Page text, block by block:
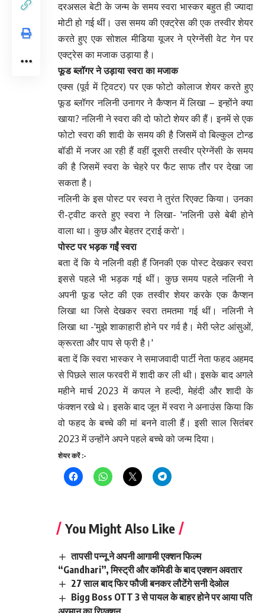
दरअसल बेटी के जन्म के समय स्वरा भास्कर बहुत ही ज्यादा
मोटी हो गई थीं। उस समय की एक्ट्रेस की एक तस्वीर शेयर
करते हुए एक सोशल मीडिया यूजर ने प्रेग्नेंसी वेट गेन पर
एक्ट्रेस का मजाक उड़ाया है।
फूड ब्लॉगर ने उड़ाया स्वरा का मजाक
एक्स (पूर्व में ट्विटर) पर एक फोटो कोलाज शेयर करते हुए
फूड ब्लॉगर नलिनी उनागर ने कैप्शन में लिखा – इन्होंने क्या
खाया? नलिनी ने स्वरा की दो फोटो शेयर की हैं। इनमें से एक
फोटो स्वरा की शादी के समय की है जिसमें वो बिल्कुल टोन्ड
बॉडी में नजर आ रही हैं वहीं दूसरी तस्वीर प्रेग्नेंसी के समय
की है जिसमें स्वरा के चेहरे पर फैट साफ तौर पर देखा जा
सकता है।
नलिनी के इस पोस्ट पर स्वरा ने तुरंत रिएक्ट किया। उनका
री-ट्वीट करते हुए स्वरा ने लिखा- 'नलिनी उसे बेबी होने
वाला था। कुछ और बेहतर ट्राई करो'।
पोस्ट पर भड़क गईं स्वरा
बता दें कि ये नलिनी वही हैं जिनकी एक पोस्ट देखकर स्वरा
इससे पहले भी भड़क गई थीं। कुछ समय पहले नलिनी ने
अपनी फूड प्लेट की एक तस्वीर शेयर करके एक कैप्शन
लिखा था जिसे देखकर स्वरा तमतमा गई थीं। नलिनी ने
लिखा था -'मुझे शाकाहारी होने पर गर्व है। मेरी प्लेट आंसुओं,
क्रूरता और पाप से फ्री है।'
बता दें कि स्वरा भास्कर ने समाजवादी पार्टी नेता फहद अहमद
से पिछले साल फरवरी में शादी कर ली थी। इसके बाद अगले
महीने मार्च 2023 में कपल ने हल्दी, मेहंदी और शादी के
फंक्शन रखे थे। इसके बाद जून में स्वरा ने अनाउंस किया कि
वो फहद के बच्चे की मां बनने वाली हैं। इसी साल सितंबर
2023 में उन्होंने अपने पहले बच्चे को जन्म दिया।
शेयर करें :-
You Might Also Like
तापसी पन्नू ने अपनी आगामी एक्शन फिल्म
“Gandhari”, मिस्ट्री और कॉमेडी के बाद एक्शन अवतार
27 साल बाद फिर फौजी बनकर लौटेंगे सनी देओल
Bigg Boss OTT 3 से पायल के बाहर होने पर आया पति